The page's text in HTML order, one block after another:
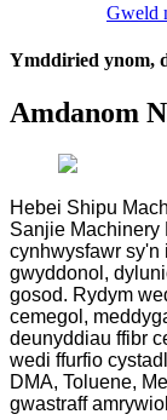
Gweld
Ymddiried ynom,
Amdanom
Hebei Shipu
Sanjie Machinery
cynhwysfawr sy'n
gwyddonol,
gosod. Rydym
cemegol,
deunyddiau ffibr
wedi ffurfio
DMA, Toluene,
gwastraff